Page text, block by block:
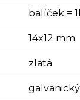
balíček =
14x12 mm
zlatá